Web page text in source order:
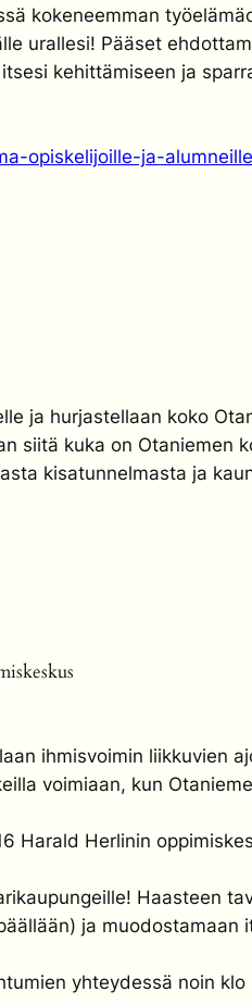
kokeneemman
urallesi! Pääset
kehittämiseen ja
opiskelijoille-ja-alumneille
ja hurjastellaan koko
siitä kuka on Otaniemen
kisatunnelmasta ja
ihmisvoimin liikkuvien
voimiaan, kun
Harald Herlinin
Haasteen
ja muodostamaan
yhteydessä noin klo